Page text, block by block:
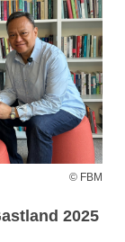
© FBM
2025